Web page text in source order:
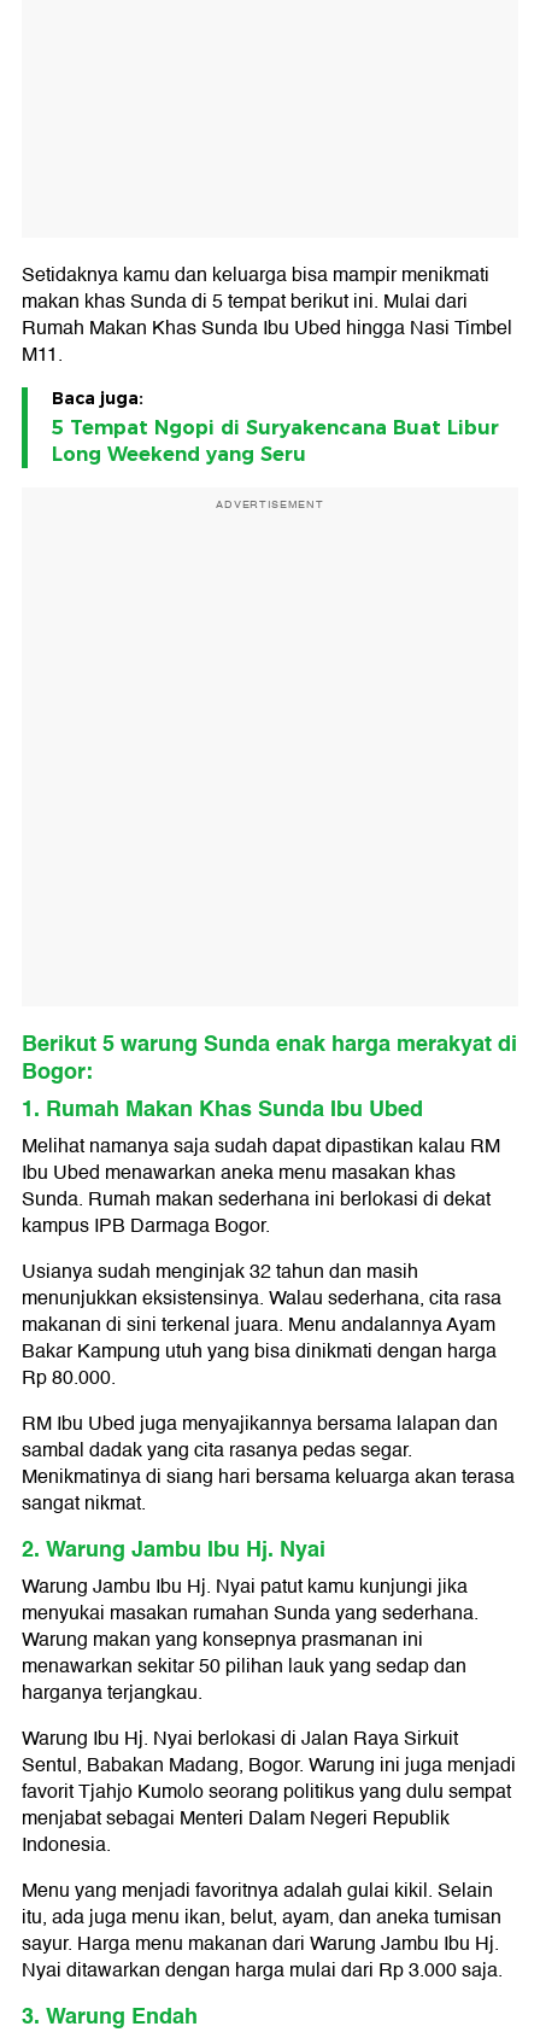
Setidaknya kamu dan keluarga bisa mampir menikmati
makan khas Sunda di 5 tempat berikut ini. Mulai dari
Rumah Makan Khas Sunda Ibu Ubed hingga Nasi Timbel
M11.
Baca juga:
5 Tempat Ngopi di Suryakencana Buat Libur
Long Weekend yang Seru
ADVERTISEMENT
Berikut 5 warung Sunda enak harga merakyat di
Bogor:
1. Rumah Makan Khas Sunda Ibu Ubed
Melihat namanya saja sudah dapat dipastikan kalau RM
Ibu Ubed menawarkan aneka menu masakan khas
Sunda. Rumah makan sederhana ini berlokasi di dekat
kampus IPB Darmaga Bogor.
Usianya sudah menginjak 32 tahun dan masih
menunjukkan eksistensinya. Walau sederhana, cita rasa
makanan di sini terkenal juara. Menu andalannya Ayam
Bakar Kampung utuh yang bisa dinikmati dengan harga
Rp 80.000.
RM Ibu Ubed juga menyajikannya bersama lalapan dan
sambal dadak yang cita rasanya pedas segar.
Menikmatinya di siang hari bersama keluarga akan terasa
sangat nikmat.
2. Warung Jambu Ibu Hj. Nyai
Warung Jambu Ibu Hj. Nyai patut kamu kunjungi jika
menyukai masakan rumahan Sunda yang sederhana.
Warung makan yang konsepnya prasmanan ini
menawarkan sekitar 50 pilihan lauk yang sedap dan
harganya terjangkau.
Warung Ibu Hj. Nyai berlokasi di Jalan Raya Sirkuit
Sentul, Babakan Madang, Bogor. Warung ini juga menjadi
favorit Tjahjo Kumolo seorang politikus yang dulu sempat
menjabat sebagai Menteri Dalam Negeri Republik
Indonesia.
Menu yang menjadi favoritnya adalah gulai kikil. Selain
itu, ada juga menu ikan, belut, ayam, dan aneka tumisan
sayur. Harga menu makanan dari Warung Jambu Ibu Hj.
Nyai ditawarkan dengan harga mulai dari Rp 3.000 saja.
3. Warung Endah